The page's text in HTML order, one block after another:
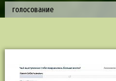
голосование